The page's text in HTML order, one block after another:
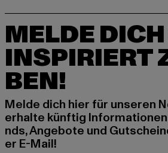
MELDE
INSPIRIERT
BEN!
Melde dich hier für unseren
erhalte künftig
nds, Angebote und
er E-Mail!